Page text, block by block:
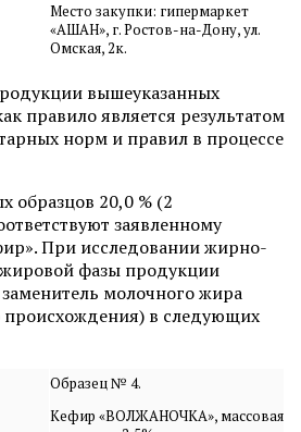
Место закупки: гипермаркет
«АШАН», г. Ростов-на-Дону, ул.
Омская, 2к.
вышеуказанных
правило является результатом
норм и правил в процессе
образцов 20,0 % (2
заявленному
При исследовании жирно-
жировой фазы продукции
молочного жира
происхождения) в следующих
Образец № 4.
Кефир «ВОЛЖАНОЧКА», массовая